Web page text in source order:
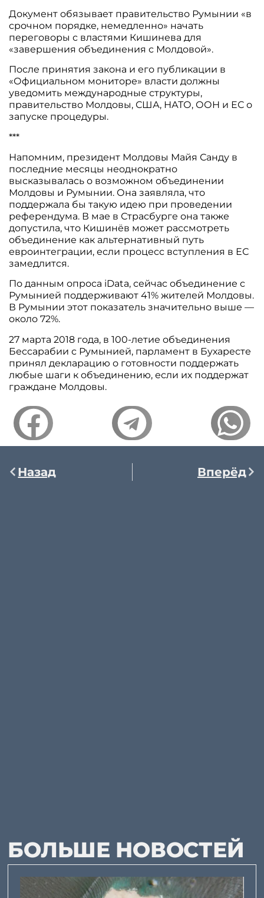
Документ обязывает правительство Румынии «в
срочном порядке, немедленно» начать
переговоры с властями Кишинева для
«завершения объединения с Молдовой».
После принятия закона и его публикации в
«Официальном мониторе» власти должны
уведомить международные структуры,
правительство Молдовы, США, НАТО, ООН и ЕС о
запуске процедуры.
***
Напомним, президент Молдовы Майя Санду в
последние месяцы неоднократно
высказывалась о возможном объединении
Молдовы и Румынии. Она заявляла, что
поддержала бы такую идею при проведении
референдума. В мае в Страсбурге она также
допустила, что Кишинёв может рассмотреть
объединение как альтернативный путь
евроинтеграции, если процесс вступления в ЕС
замедлится.
По данным опроса iData, сейчас объединение с
Румынией поддерживают 41% жителей Молдовы.
В Румынии этот показатель значительно выше —
около 72%.
27 марта 2018 года, в 100-летие объединения
Бессарабии с Румынией, парламент в Бухаресте
принял декларацию о готовности поддержать
любые шаги к объединению, если их поддержат
граждане Молдовы.
Назад Вперёд
БОЛЬШЕ НОВОСТЕЙ